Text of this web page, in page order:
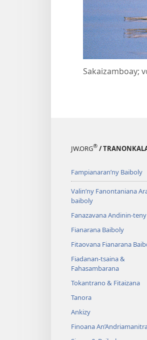
Sakaizamboay;
JW.ORG® /
Fampianaran’ny Baiboly
Valin’ny Fanontaniana
baiboly
Fanazavana Andinin-teny
Fianarana Baiboly
Fitaovana Fianarana
Fiadanan-tsaina &
Fahasambarana
Tokantrano & Fitaizana
Tanora
Ankizy
Finoana